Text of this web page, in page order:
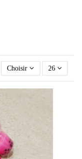
Choisir 26